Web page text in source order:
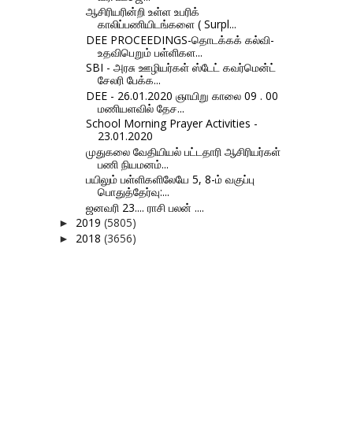
ஆசிரியரின்றி உள்ள உபரிக்
காலிப்பணியிடங்களை ( Surpl...
DEE PROCEEDINGS-தொடக்கக் கல்வி-
உதவிபெறும் பள்ளிகள...
SBI - அரசு ஊழியர்கள் ஸ்டேட் கவர்மென்ட்
சேலரி பேக்க...
DEE - 26.01.2020 ஞாயிறு காலை 09 . 00
மணியளவில் தேச...
School Morning Prayer Activities -
23.01.2020
முதுகலை வேதியியல் பட்டதாரி ஆசிரியர்கள்
பணி நியமனம்...
பயிலும் பள்ளிகளிலேயே 5, 8-ம் வகுப்பு
பொதுத்தேர்வு:...
ஜனவரி 23.... ராசி பலன் ....
► 2019 (5805)
► 2018 (3656)